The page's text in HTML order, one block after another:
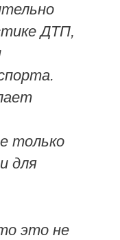
ДТП,
только
для
это не